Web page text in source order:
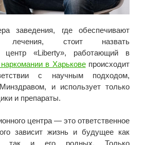
заведения, где обеспечивают
стоит назвать
центр «Liberty», работающий в
в Харьковепроисходит
с научным подходом,
и использует только
и препараты.
центра — это ответственное
зависит жизнь и будущее как